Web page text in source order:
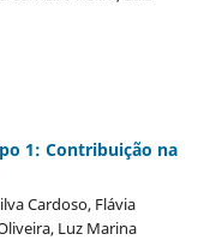
1: Contribuição na
Cardoso, Flávia
Luz Marina